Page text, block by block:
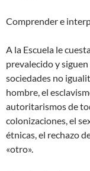
Comprender e
A la Escuela le
prevalecido y
sociedades no
hombre, el
autoritarismos de
colonizaciones, el
étnicas, el rechazo
«otro».